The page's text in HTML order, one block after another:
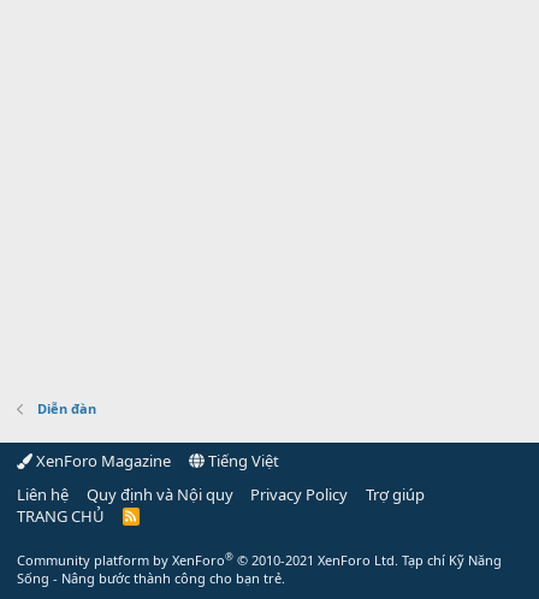
Diễn đàn
XenForo Magazine
Tiếng Việt
Liên hệ
Quy định và Nội quy Privacy Policy
Trợ giúp
TRANG CHỦ
R
Community platform by XenForo® © 2010-2021 XenForo Ltd. Tạp chí Kỹ Năng
Sống - Nâng bước thành công cho bạn trẻ.